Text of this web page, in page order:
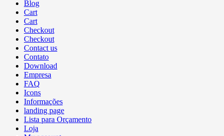
Blog
Cart
Cart
Checkout
Checkout
Contact us
Contato
Download
Empresa
FAQ
Icons
Informações
landing page
Lista para Orçamento
Loja